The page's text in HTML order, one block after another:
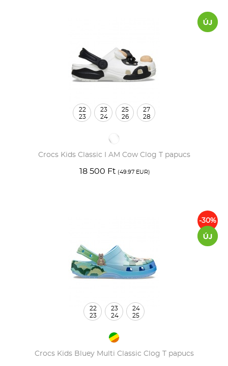
Crocs Kids Classic I AM Cow Clog T papucs
18 500 Ft (49.97 EUR)
22
23
23
24
25
26
27
28
-30%
Crocs Kids Bluey Multi Classic Clog T papucs
22
23
23
24
24
25